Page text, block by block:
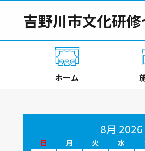
吉野川市文化研
ホーム
8月 2026
日 月 火 水